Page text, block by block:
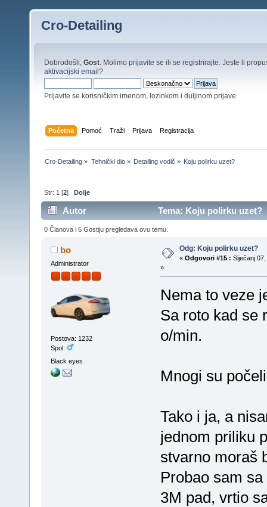
Cro-Detailing
Dobrodošli, Gost . Molimo prijavite se ili se registrirajte . Jeste li
aktivacijski email?
Prijavite se korisničkim imenom, lozinkom i duljinom prijave
Početna Pomoć Traži Prijava Registracija
Cro-Detailing » Tehnički dio» Detailing vodič » Koju polirku uzet?
Str: 1 [2]Dolje
Autor Tema: Koju polirku uzet?
0 Članova i 6 Gostiju pregledava ovu temu.
bo
Administrator
Postova: 1232
Spol:
Black eyes
Odg: Koju polirku uzet?
« Odgovori #15 : Siječanj
»
Nema to veze
Sa roto kad se
o/min.
Mnogi su
Tako i ja, a
jednom priliku
stvarno moraš
Probao sam
3M pad, vrtio